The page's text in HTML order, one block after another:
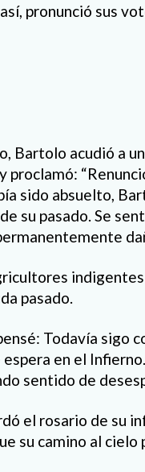
pronunció sus
Bartolo acudió a
proclamó:
sido absuelto,
su pasado. Se
pasado.
Todavía sigo
en el
sentido de
el rosario de su
su camino al cielo